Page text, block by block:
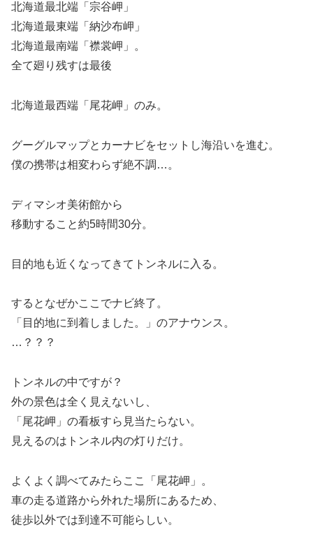
北海道最北端「宗谷岬」
北海道最東端「納沙布岬」
北海道最南端「襟裳岬」。
全て廻り残すは最後
北海道最西端「尾花岬」のみ。
グーグルマップとカーナビをセットし海沿いを進む。
僕の携帯は相変わらず絶不調…。
ディマシオ美術館から
移動すること約5時間30分。
目的地も近くなってきてトンネルに入る。
するとなぜかここでナビ終了。
「目的地に到着しました。」のアナウンス。
…？？？
トンネルの中ですが？
外の景色は全く見えないし、
「尾花岬」の看板すら見当たらない。
見えるのはトンネル内の灯りだけ。
よくよく調べてみたらここ「尾花岬」。
車の走る道路から外れた場所にあるため、
徒歩以外では到達不可能らしい。